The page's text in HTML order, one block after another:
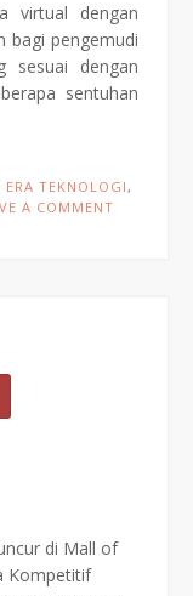
virtual dengan
bagi pengemudi
sesuai dengan
sentuhan
ERA TEKNOLOGI,
A COMMENT
di Mall of
Kompetitif